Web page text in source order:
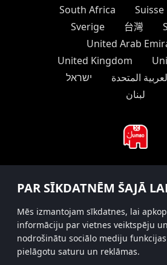
PAR SĪKDATNĒM ŠAJĀ
Mēs izmantojam sīkdatnes, lai
informāciju par vietnes veiktspēju
nodrošinātu sociālo mediju
pielāgotu saturu un reklāmas.
South Africa
Suisse
Sverige
台灣
United Arab
United Kingdom
ישראל
المتحدة
لبنان
#hitsterparty